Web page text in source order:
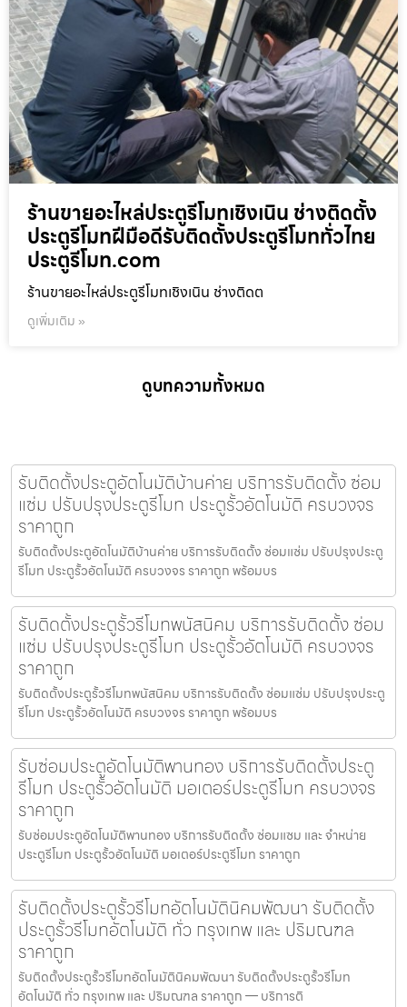
ร้านขายอะไหล่ประตูรีโมทเชิงเนิน ช่างติดตั้ง
ประตูรีโมทฝีมือดีรับติดตั้งประตูรีโมททั่วไทย
ประตูรีโมท.com
ร้านขายอะไหล่ประตูรีโมทเชิงเนิน ช่างติดต
ดูเพิ่มเติม »
ดูบทความทั้งหมด
รับติดตั้งประตูอัตโนมัติบ้านค่าย บริการรับติดตั้ง ซ่อม
แซ่ม ปรับปรุงประตูรีโมท ประตูรั้วอัตโนมัติ ครบวงจร
ราคาถูก
รับติดตั้งประตูอัตโนมัติบ้านค่าย บริการรับติดตั้ง ซ่อมแซ่ม ปรับปรุงประตู
รีโมท ประตูรั้วอัตโนมัติ ครบวงจร ราคาถูก พร้อมบร
รับติดตั้งประตูรั้วรีโมทพนัสนิคม บริการรับติดตั้ง ซ่อม
แซ่ม ปรับปรุงประตูรีโมท ประตูรั้วอัตโนมัติ ครบวงจร
ราคาถูก
รับติดตั้งประตูรั้วรีโมทพนัสนิคม บริการรับติดตั้ง ซ่อมแซ่ม ปรับปรุงประตู
รีโมท ประตูรั้วอัตโนมัติ ครบวงจร ราคาถูก พร้อมบร
รับซ่อมประตูอัตโนมัติพานทอง บริการรับติดตั้งประตู
รีโมท ประตูรั้วอัตโนมัติ มอเตอร์ประตูรีโมท ครบวงจร
ราคาถูก
รับซ่อมประตูอัตโนมัติพานทอง บริการรับติดตั้ง ซ่อมแซม และ จำหน่าย
ประตูรีโมท ประตูรั้วอัตโนมัติ มอเตอร์ประตูรีโมท ราคาถูก
รับติดตั้งประตูรั้วรีโมทอัตโนมัตินิคมพัฒนา รับติดตั้ง
ประตูรั้วรีโมทอัตโนมัติ ทั่ว กรุงเทพ และ ปริมณฑล
ราคาถูก
รับติดตั้งประตูรั้วรีโมทอัตโนมัตินิคมพัฒนา รับติดตั้งประตูรั้วรีโมท
อัตโนมัติ ทั่ว กรุงเทพ และ ปริมณฑล ราคาถูก — บริการติ